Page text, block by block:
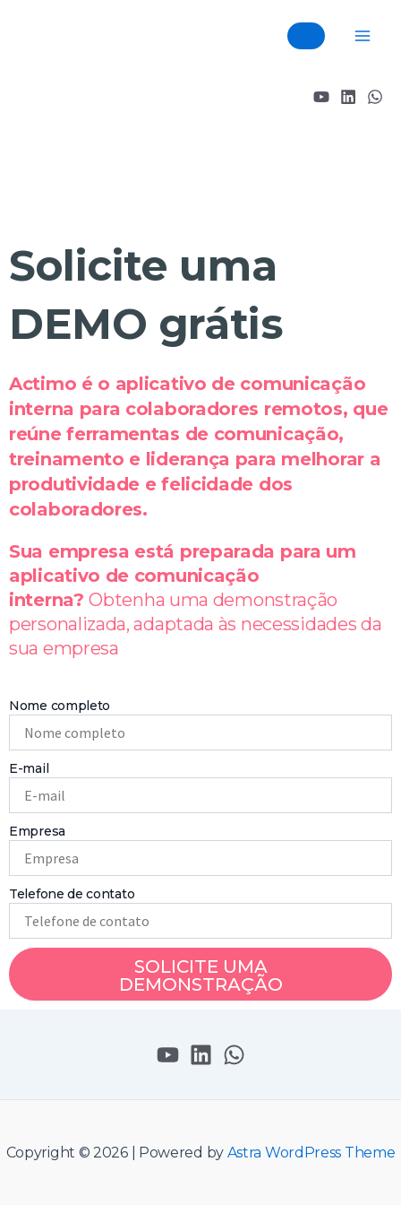
Solicite uma
DEMO grátis
Actimo é o aplicativo de comunicação
interna para colaboradores remotos, que
reúne ferramentas de comunicação,
treinamento e liderança para melhorar a
produtividade e felicidade dos
colaboradores.
Sua empresa está preparada para um
aplicativo de comunicação
interna?Obtenha uma demonstração
personalizada, adaptada às necessidades da
sua empresa
Nome completo
E-mail
Empresa
Telefone de contato
SOLICITE UMA
DEMONSTRAÇÃO
Copyright © 2026 | Powered by Astra WordPress Theme